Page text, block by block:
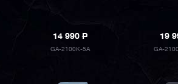
14 990P
GA-2100K-5A
19
GA-